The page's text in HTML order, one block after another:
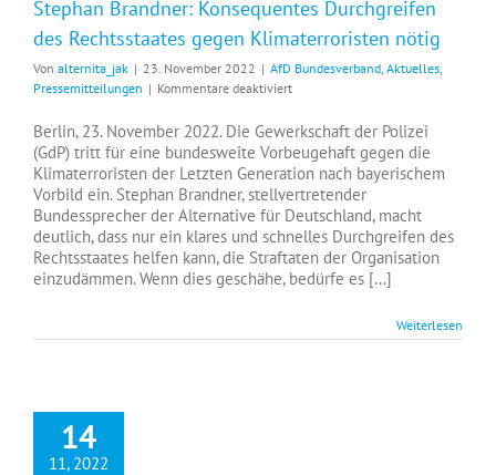
Stephan Brandner: Konsequentes Durchgreifen
des Rechtsstaates gegen Klimaterroristen nötig
Von alternita_jak | 23. November 2022 | AfD Bundesverband, Aktuelles,
Pressemitteilungen | Kommentare deaktiviertfür
Brandner:
Konsequentes
Durchgreifen
des
Rechtsstaates
gegen
Klimaterroristen
nötig
Berlin, 23. November 2022. Die Gewerkschaft der Polizei
(GdP) tritt für eine bundesweite Vorbeugehaft gegen die
Klimaterroristen der Letzten Generation nach bayerischem
Vorbild ein. Stephan Brandner, stellvertretender
Bundessprecher der Alternative für Deutschland, macht
deutlich, dass nur ein klares und schnelles Durchgreifen des
Rechtsstaates helfen kann, die Straftaten der Organisation
einzudämmen. Wenn dies geschähe, bedürfe es [...]
Weiterlesen
14
11, 2022